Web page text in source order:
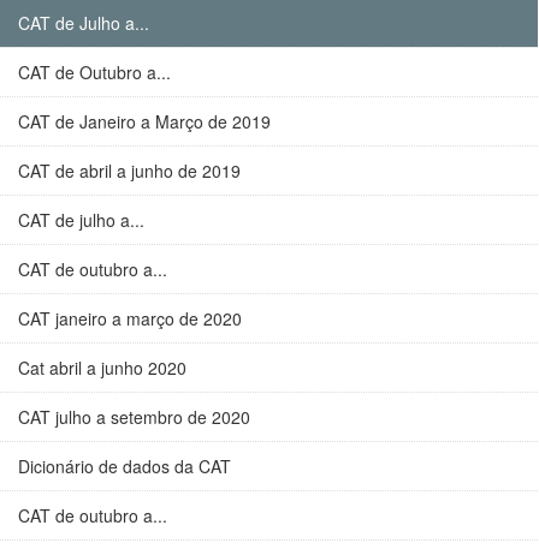
CAT de Julho a...
CAT de Outubro a...
CAT de Janeiro a Março de 2019
CAT de abril a junho de 2019
CAT de julho a...
CAT de outubro a...
CAT janeiro a março de 2020
Cat abril a junho 2020
CAT julho a setembro de 2020
Dicionário de dados da CAT
CAT de outubro a...